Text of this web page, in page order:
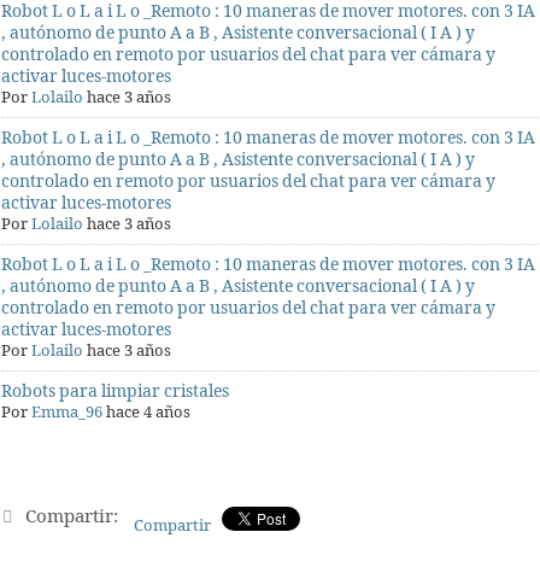
Robot L o L a i L o _Remoto : 10 maneras de mover motores. con 3 IA
, autónomo de punto A a B , Asistente conversacional ( I A ) y
controlado en remoto por usuarios del chat para ver cámara y
activar luces-motores
PorLolailo hace 3 años
Robot L o L a i L o _Remoto : 10 maneras de mover motores. con 3 IA
, autónomo de punto A a B , Asistente conversacional ( I A ) y
controlado en remoto por usuarios del chat para ver cámara y
activar luces-motores
PorLolailo hace 3 años
Robot L o L a i L o _Remoto : 10 maneras de mover motores. con 3 IA
, autónomo de punto A a B , Asistente conversacional ( I A ) y
controlado en remoto por usuarios del chat para ver cámara y
activar luces-motores
PorLolailo hace 3 años
Robots para limpiar cristales
PorEmma_96hace 4 años
Compartir: Compartir